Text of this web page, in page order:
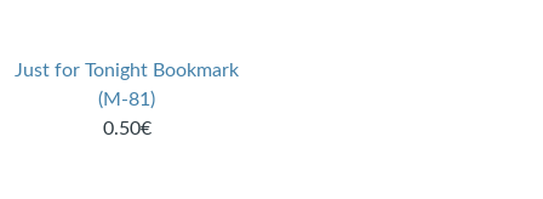
Just for Tonight Bookmark
(M-81)
0.50€